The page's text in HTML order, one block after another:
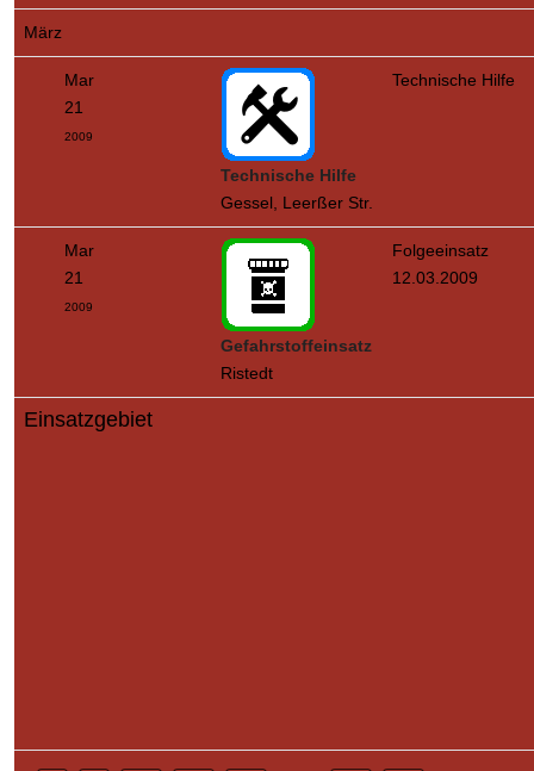
März
Mar
21
2009
Technische Hilfe
Gessel, Leerßer Str.
Technische Hilfe
Mar
21
2009
Gefahrstoffeinsatz
Ristedt
Folgeeinsatz
12.03.2009
Einsatzgebiet